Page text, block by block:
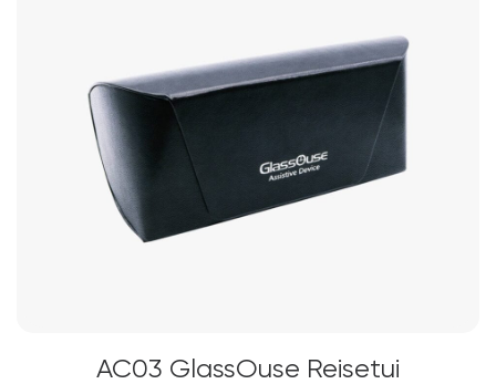
AC03 GlassOuse Reisetui